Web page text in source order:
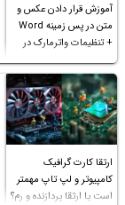
آموزش قرار دادن عکس و
متن در پس زمینه Word
+ تنظیمات واترمارک در
ورد
ارتقا کارت گرافیک
کامپیوتر و لپ تاپ مهمتر
است یا ارتقا پردازنده و رم؟